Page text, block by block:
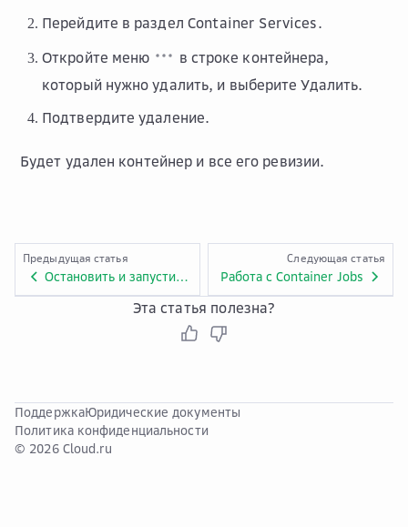
Перейдите в раздел Container Services.
Откройте меню
в строке контейнера,
который нужно удалить, и выберитеУдалить.
Подтвердите удаление.
Будет удален контейнер и все его ревизии.
Предыдущая статья
Остановить и запустить контейнер в Container Apps
Следующая статья
Работа с Container Jobs
Эта статья полезна?
ПоддержкаЮридические документы
Политика конфиденциальности
© 2026 Cloud.ru